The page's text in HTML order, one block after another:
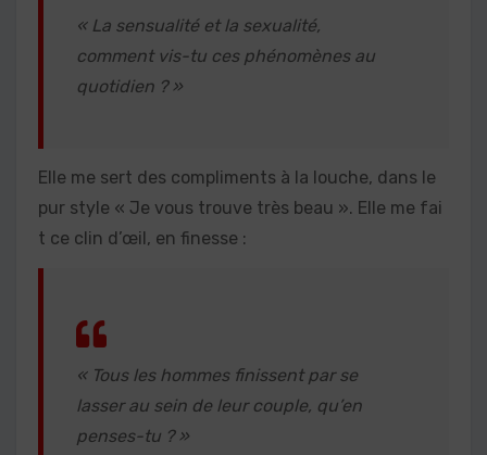
« La sensualité et la sexualité,
comment vis-tu ces phénomènes au
quotidien ? »
Elle me sert des compliments à la louche, dans le
pur style « Je vous trouve très beau ». Elle me fai
t ce clin d’œil, en finesse :
« Tous les hommes finissent par se
lasser au sein de leur couple, qu’en
penses-tu ? »